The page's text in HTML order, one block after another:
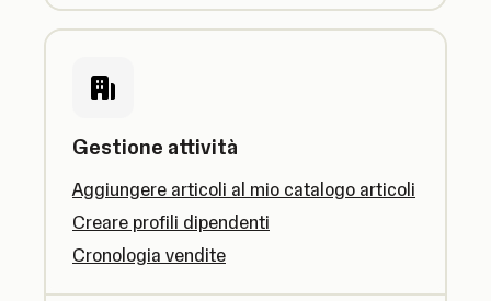
Gestione attività
Aggiungere articoli al mio catalogo articoli
Creare profili dipendenti
Cronologia vendite